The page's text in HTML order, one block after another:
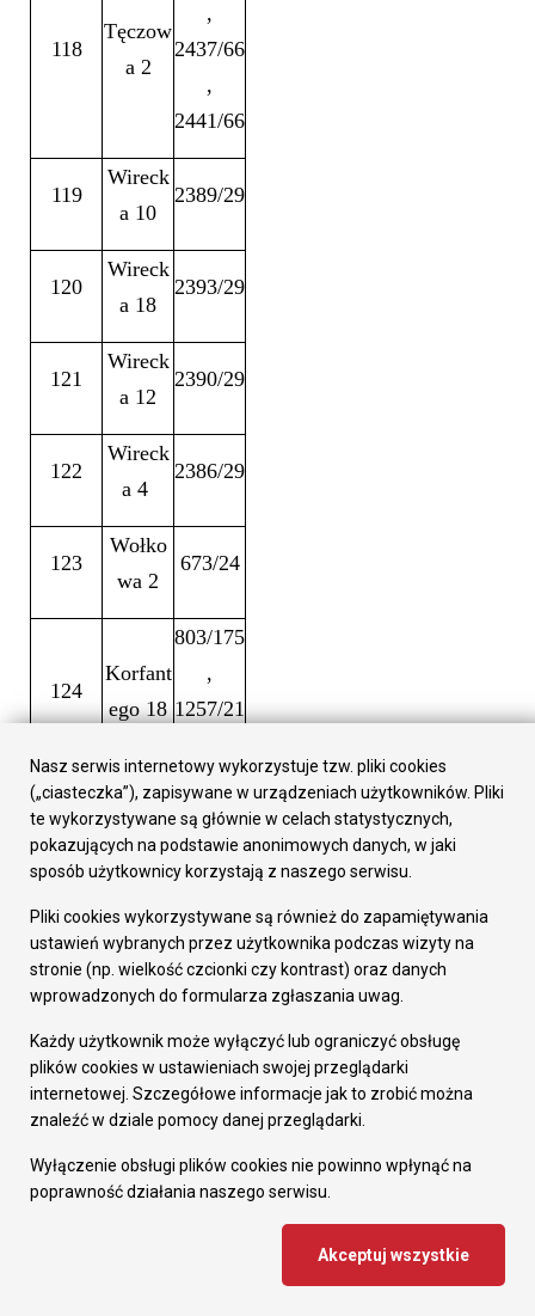
118
Tęczow
a 2
,
2437/66
,
2441/66
119
Wireck
a 10
2389/29
120
Wireck
a 18
2393/29
121
Wireck
a 12
2390/29
122
Wireck
a 4
2386/29
123
Wołko
wa 2
673/24
124
Korfant
ego 18
803/175
,
1257/21
125
Korfant
ego 4
147
126
a 13
6
127
Kossak
3289/11
128
Wysoka
10
3728/19
2
129
Wyzwo
lenia
1610/54
Nasz serwis internetowy wykorzystuje tzw. pliki cookies
(„ciasteczka”), zapisywane w urządzeniach użytkowników. Pliki
te wykorzystywane są głównie w celach statystycznych,
pokazujących na podstawie anonimowych danych, w jaki
sposób użytkownicy korzystają z naszego serwisu.
Pliki cookies wykorzystywane są również do zapamiętywania
ustawień wybranych przez użytkownika podczas wizyty na
stronie (np. wielkość czcionki czy kontrast) oraz danych
wprowadzonych do formularza zgłaszania uwag.
Każdy użytkownik może wyłączyć lub ograniczyć obsługę
plików cookies w ustawieniach swojej przeglądarki
internetowej. Szczegółowe informacje jak to zrobić można
znaleźć w dziale pomocy danej przeglądarki.
Wyłączenie obsługi plików cookies nie powinno wpłynąć na
poprawność działania naszego serwisu.
Akceptuj wszystkie